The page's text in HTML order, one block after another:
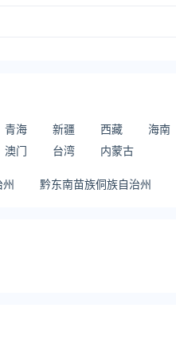
青海 新疆 西藏 海南
澳门 台湾 内蒙古
州 黔东南苗族侗族自治州